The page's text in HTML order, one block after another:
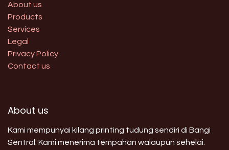
About us
Products
Services
Legal
Privacy Policy
Contact us
About us
Kami mempunyai kilang printing tudung sendiri di Bangi
Sentral. Kami menerima tempahan walaupun sehelai.